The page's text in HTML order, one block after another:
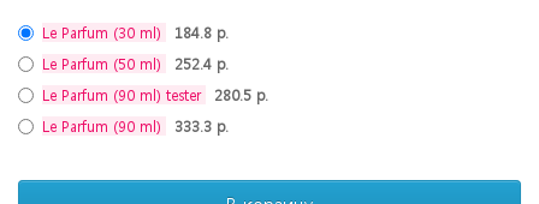
Le Parfum (30 ml)
184.8 р.
Le Parfum (50 ml)
252.4 р.
Le Parfum (90 ml) tester
280.5 р.
Le Parfum (90 ml)
333.3 р.